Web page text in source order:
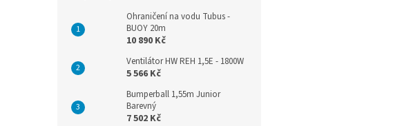
Ohraničení na vodu Tubus -
BUOY 20m
10 890 Kč
Ventilátor HW REH 1,5E - 1800W
5 566 Kč
Bumperball 1,55m Junior
Barevný
7 502 Kč